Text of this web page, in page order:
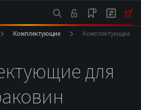
Комплектующие
Комплектующие
для